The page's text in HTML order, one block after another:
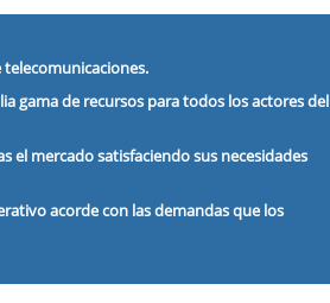
gama de recursos para todos los actores del
el mercado satisfaciendo sus necesidades
acorde con las demandas que los